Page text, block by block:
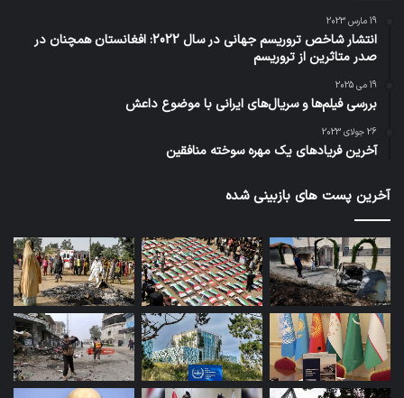
19 مارس 2023
انتشار شاخص تروریسم جهانی در سال 2022: افغانستان همچنان در
صدر متاثرین از تروریسم
19 می 2025
بررسی فیلم‌ها و سریال‌های ایرانی با موضوع داعش
26 جولای 2023
آخرین فریادهای یک مهره سوخته منافقین
آخرین پست های بازبینی شده